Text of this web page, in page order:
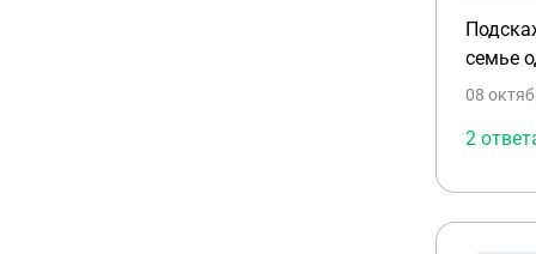
семье
08
2